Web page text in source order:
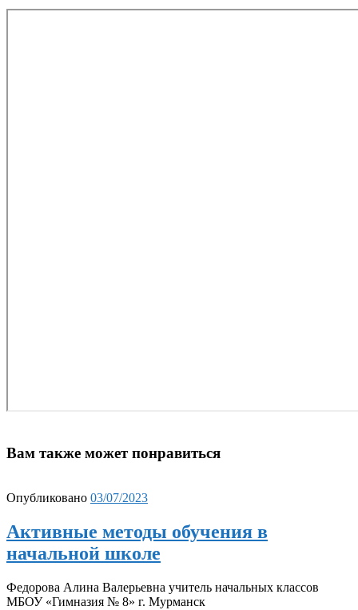
Вам также может понравиться
Опубликовано 03/07/2023
Активные методы обучения в
начальной школе
Федорова Алина Валерьевна учитель начальных классов
МБОУ «Гимназия № 8» г. Мурманск